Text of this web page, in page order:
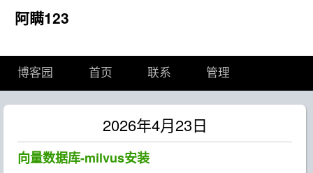
阿瞒123
博客园 首页 联系 管理
2026年4月23日
向量数据库-milvus安装